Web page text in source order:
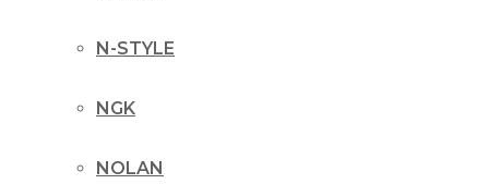
N-STYLE
NGK
NOLAN